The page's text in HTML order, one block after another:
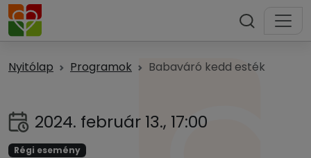
Nyitólap Programok Babaváró kedd esték
2024. február 13., 17:00
Régi esemény